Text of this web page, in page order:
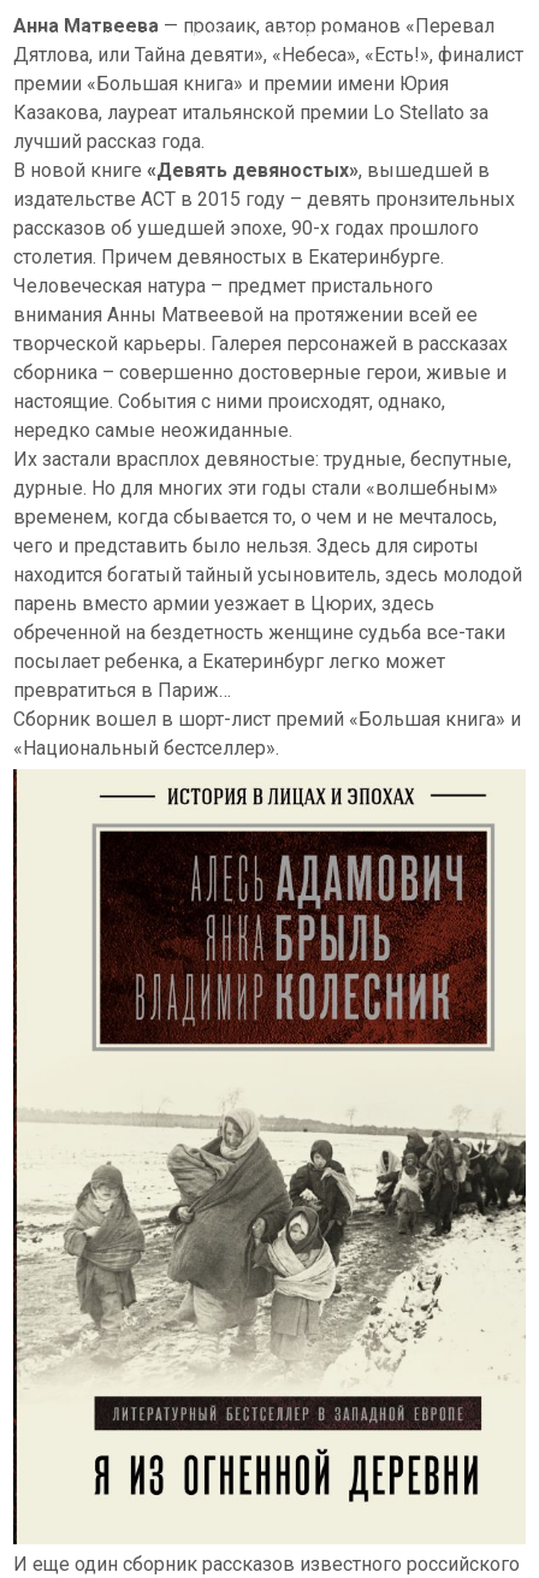
вниманию современную российскую прозу
Анна Матвеева — прозаик, автор романов «Перевал
Дятлова, или Тайна девяти», «Небеса», «Есть!», финалист
премии «Большая книга» и премии имени Юрия
Казакова, лауреат итальянской премии Lo Stellato за
лучший рассказ года.
В новой книге«Девять девяностых», вышедшей в
издательстве АСТ в 2015 году – девять пронзительных
рассказов об ушедшей эпохе, 90-х годах прошлого
столетия. Причем девяностых в Екатеринбурге.
Человеческая натура – предмет пристального
внимания Анны Матвеевой на протяжении всей ее
творческой карьеры. Галерея персонажей в рассказах
сборника – совершенно достоверные герои, живые и
настоящие. События с ними происходят, однако,
нередко самые неожиданные.
Их застали врасплох девяностые: трудные, беспутные,
дурные. Но для многих эти годы стали «волшебным»
временем, когда сбывается то, о чем и не мечталось,
чего и представить было нельзя. Здесь для сироты
находится богатый тайный усыновитель, здесь молодой
парень вместо армии уезжает в Цюрих, здесь
обреченной на бездетность женщине судьба все-таки
посылает ребенка, а Екатеринбург легко может
превратиться в Париж…
Сборник вошел в шорт-лист премий «Большая книга» и
«Национальный бестселлер».
И еще один сборник рассказов известного российского